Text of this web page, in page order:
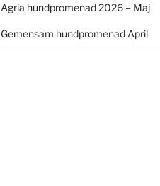
Agria hundpromenad 2026 – Maj
Gemensam hundpromenad April